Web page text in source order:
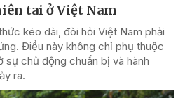
tai ở Việt Nam
kéo dài, đòi hỏi Việt Nam phải
Điều này không chỉ phụ thuộc
sự chủ động chuẩn bị và hành
ra.